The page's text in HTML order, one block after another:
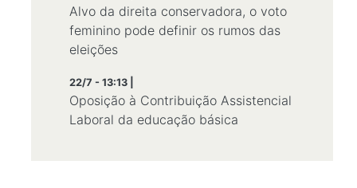
Alvo da direita conservadora, o voto
feminino pode definir os rumos das
eleições
22/7 - 13:13 |
Oposição à Contribuição Assistencial
Laboral da educação básica